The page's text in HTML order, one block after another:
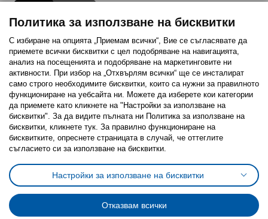
Последвайте ни:
FacebookTwitterYoutubePinterestInstagram
Политика за използване на бисквитки (Cookies)
Избор на настройки за използване на бисквитки
Условия за ползване на ikea.bgОбща политика за личните данни
Политика за защита на личните данни на ikea.bg
Общи условия на програма IKEA Family
Политика за защита на лични данни на програма IKEA Family
Политика за използване на бисквитки
С избиране на опцията „Приемам всички“, Вие се съгласявате да
приемете всички бисквитки с цел подобряване на навигацията,
анализ на посещенията и подобряване на маркетинговите ни
активности. При избор на „Отхвърлям всички“ ще се инсталират
само строго необходимитe бисквитки, които са нужни за правилното
функциониране на уебсайта ни. Можете да изберете кои категории
да приемете като кликнете на "Настройки за използване на
бисквитки". За да видите пълната ни Политика за използване на
бисквитки, кликнете тук. За правилно функциониране на
бисквитките, опреснете страницата в случай, че оттеглите
съгласието си за използване на бисквитки.
Настройки за използване на бисквитки
Отказвам всички